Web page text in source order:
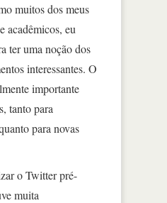
muitos dos meus
acadêmicos, eu
ter uma noção dos
interessantes. O
importante
tanto para
para novas
o Twitter pré-
muita